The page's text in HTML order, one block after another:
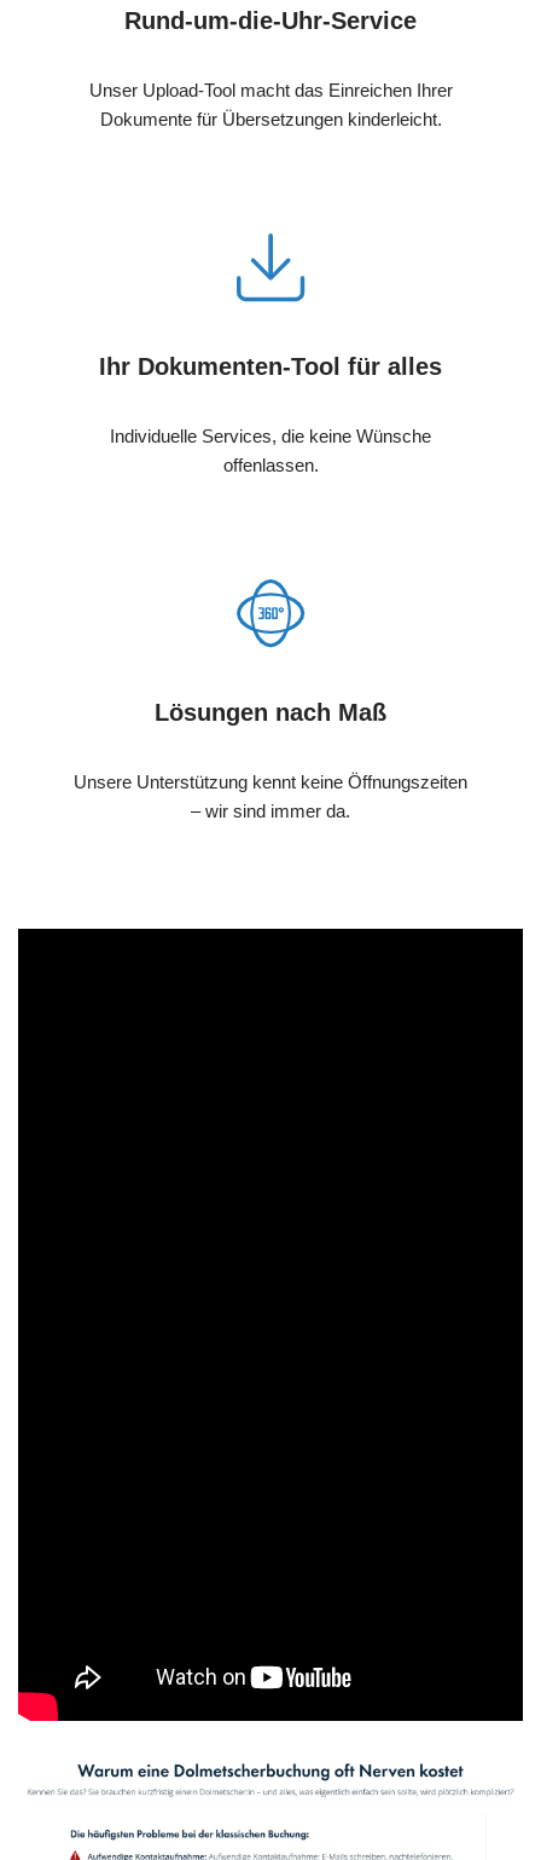
Rund-um-die-Uhr-Service
Unser Upload-Tool macht das Einreichen Ihrer
Dokumente für Übersetzungen kinderleicht.
Ihr Dokumenten-Tool für alles
Individuelle Services, die keine Wünsche
offenlassen.
Lösungen nach Maß
Unsere Unterstützung kennt keine Öffnungszeiten
– wir sind immer da.